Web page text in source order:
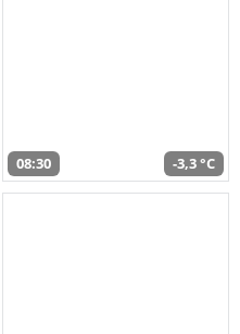
08:30 -3,3 °C